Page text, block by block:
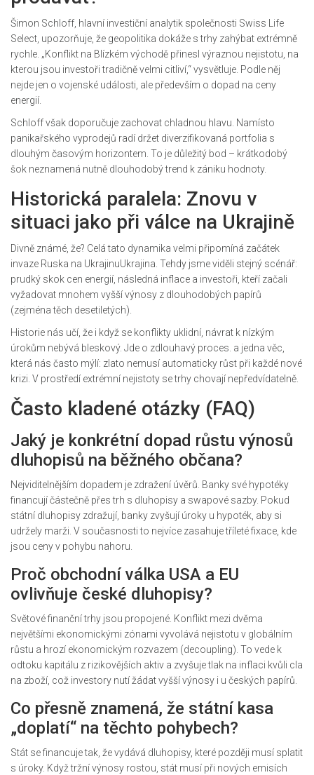
Šimon Schloff, hlavní investiční analytik společnosti Swiss Life
Select , upozorňuje, že geopolitika dokáže s trhy zahýbat extrémně
rychle. „Konflikt na Blízkém východě přinesl výraznou nejistotu, na
kterou jsou investoři tradičně velmi citliví,“ vysvětluje. Podle něj
nejde jen o vojenské události, ale především o dopad na ceny
energií.
Schloff však doporučuje zachovat chladnou hlavu. Namísto
panikařského vyprodejů radí držet diverzifikovaná portfolia s
dlouhým časovým horizontem. To je důležitý bod – krátkodobý
šok neznamená nutně dlouhodobý trend k zániku hodnoty.
Historická paralela: Znovu v
situaci jako při válce na Ukrajině
Divně známé, že? Celá tato dynamika velmi připomíná začátek
invaze Ruska na UkrajinuUkrajina . Tehdy jsme viděli stejný scénář:
prudký skok cen energií, následná inflace a investoři, kteří začali
vyžadovat mnohem vyšší výnosy z dlouhodobých papírů
(zejména těch desetiletých).
Historie nás učí, že i když se konflikty uklidní, návrat k nízkým
úrokům nebývá bleskový. Jde o zdlouhavý proces. a jedna věc,
která nás často mýlí: zlato nemusí automaticky růst při každé nové
krizi. V prostředí extrémní nejistoty se trhy chovají nepředvídatelně.
Často kladené otázky (FAQ)
Jaký je konkrétní dopad růstu výnosů
dluhopisů na běžného občana?
Nejviditelnějším dopadem je zdražení úvěrů. Banky své hypotéky
financují částečně přes trh s dluhopisy a swapové sazby. Pokud
státní dluhopisy zdražují, banky zvyšují úroky u hypoték, aby si
udržely marži. V současnosti to nejvíce zasahuje tříleté fixace, kde
jsou ceny v pohybu nahoru.
Proč obchodní válka USA a EU
ovlivňuje české dluhopisy?
Světové finanční trhy jsou propojené. Konflikt mezi dvěma
největšími ekonomickými zónami vyvolává nejistotu v globálním
růstu a hrozí ekonomickým rozvazem (decoupling). To vede k
odtoku kapitálu z rizikovějších aktiv a zvyšuje tlak na inflaci kvůli cla
na zboží, což investory nutí žádat vyšší výnosy i u českých papírů.
Co přesně znamená, že státní kasa
„doplatí“ na těchto pohybech?
Stát se financuje tak, že vydává dluhopisy, které později musí splatit
s úroky. Když tržní výnosy rostou, stát musí při nových emisích